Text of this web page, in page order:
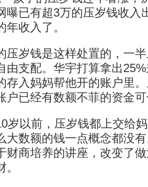
曝已有超3万的压岁钱收入
年收入了。
岁钱是这样处置的，一半
由支配。华宇打算拿出
存入妈妈帮他开的账户里
户已经有数额不菲的资金
以前，压岁钱都上交给妈
大数额的钱一点概念都没
财商培养的讲座，改变了